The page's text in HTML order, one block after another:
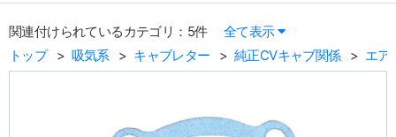
関連付けられているカテゴリ：5件
全て表示
トップ
吸気系 キャブレター 純正CVキャブ関係 エア